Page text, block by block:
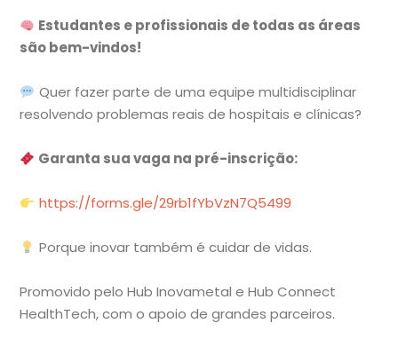
Estudantes e profissionais de todas as áreas
são bem-vindos!
Quer fazer parte de uma equipe multidisciplinar
resolvendo problemas reais de hospitais e clínicas?
Garanta sua vaga na pré-inscrição:
https://forms.gle/29rb1fYbVzN7Q5499
Porque inovar também é cuidar de vidas.
Promovido pelo Hub Inovametal e Hub Connect
HealthTech, com o apoio de grandes parceiros.